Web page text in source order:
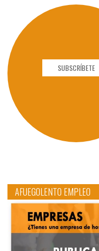
SUBSCRÍBETE
AFUEGOLENTO EMPLEO